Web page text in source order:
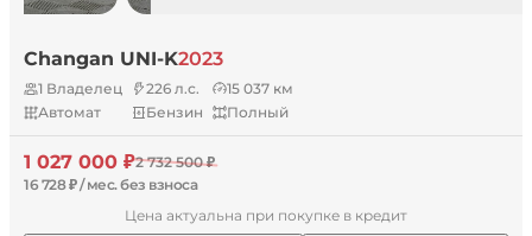
Changan UNI-K2023
1 Владелец 226 л.с.
15 037 км
Автомат
Бензин Полный
1 027 000 ₽2 732 500 ₽
16 728 ₽ / мес. без взноса
Цена актуальна при покупке в кредит